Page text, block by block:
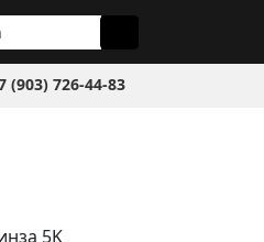
(903) 726-44-83
5K